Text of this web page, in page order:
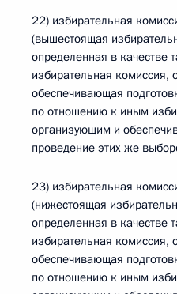
22) избирательная
(вышестоящая
определенная в качестве
избирательная комиссия,
обеспечивающая
по отношению к иным
организующим и
проведение этих же
23) избирательная
(нижестоящая
определенная в качестве
избирательная комиссия,
обеспечивающая
по отношению к иным